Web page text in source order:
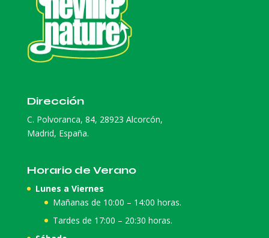
Dirección
C. Polvoranca, 84, 28923 Alcorcón,
Madrid, España.
Horario de Verano
Lunes a Viernes
Mañanas de 10:00 – 14:00 horas.
Tardes de 17:00 – 20:30 horas.